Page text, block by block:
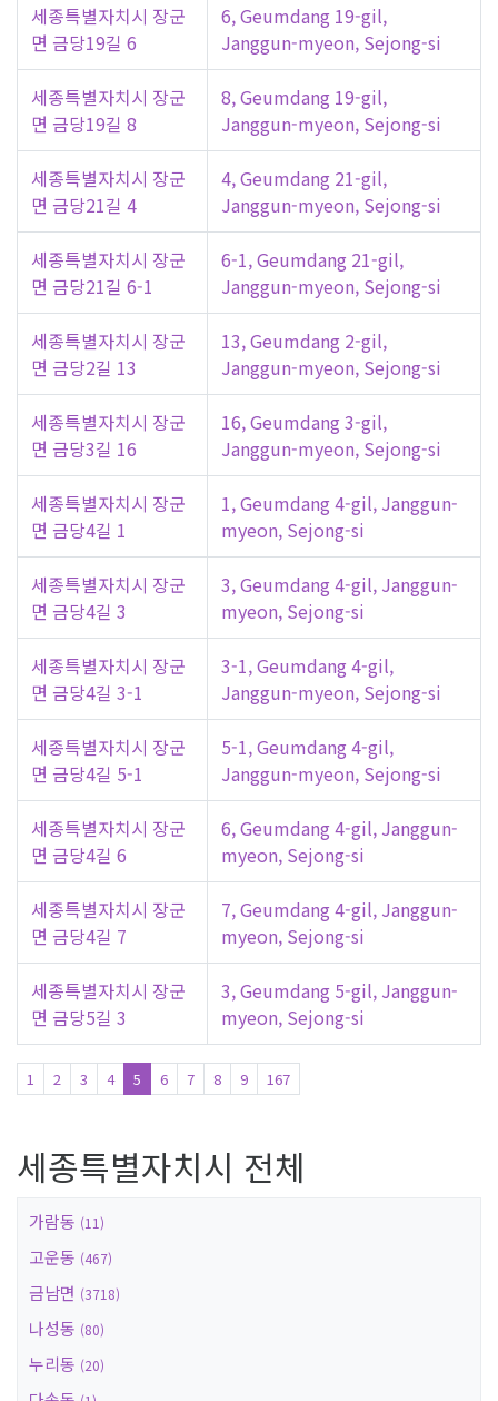
세종특별자치시 장군
면 금당19길 6
6, Geumdang 19-gil,
Janggun-myeon, Sejong-si
세종특별자치시 장군
면 금당19길 8
8, Geumdang 19-gil,
Janggun-myeon, Sejong-si
세종특별자치시 장군
면 금당21길 4
4, Geumdang 21-gil,
Janggun-myeon, Sejong-si
세종특별자치시 장군
면 금당21길 6-1
6-1, Geumdang 21-gil,
Janggun-myeon, Sejong-si
세종특별자치시 장군
면 금당2길 13
13, Geumdang 2-gil,
Janggun-myeon, Sejong-si
세종특별자치시 장군
면 금당3길 16
16, Geumdang 3-gil,
Janggun-myeon, Sejong-si
세종특별자치시 장군
면 금당4길 1
1, Geumdang 4-gil, Janggun-
myeon, Sejong-si
세종특별자치시 장군
면 금당4길 3
3, Geumdang 4-gil, Janggun-
myeon, Sejong-si
세종특별자치시 장군
면 금당4길 3-1
3-1, Geumdang 4-gil,
Janggun-myeon, Sejong-si
세종특별자치시 장군
면 금당4길 5-1
5-1, Geumdang 4-gil,
Janggun-myeon, Sejong-si
세종특별자치시 장군
면 금당4길 6
6, Geumdang 4-gil, Janggun-
myeon, Sejong-si
세종특별자치시 장군
면 금당4길 7
7, Geumdang 4-gil, Janggun-
myeon, Sejong-si
세종특별자치시 장군
면 금당5길 3
3, Geumdang 5-gil, Janggun-
myeon, Sejong-si
1 2 3 4 5 6 7 8 9 167
세종특별자치시 전체
가람동 (11)
고운동 (467)
금남면 (3718)
나성동 (80)
누리동 (20)